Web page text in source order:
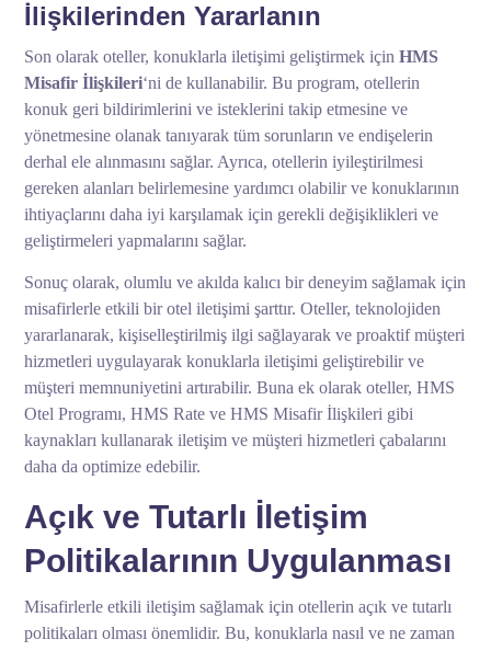
İlişkilerinden Yararlanın
Son olarak oteller, konuklarla iletişimi geliştirmek içinHMS
Misafir İlişkileri‘ni de kullanabilir. Bu program, otellerin
konuk geri bildirimlerini ve isteklerini takip etmesine ve
yönetmesine olanak tanıyarak tüm sorunların ve endişelerin
derhal ele alınmasını sağlar. Ayrıca, otellerin iyileştirilmesi
gereken alanları belirlemesine yardımcı olabilir ve konuklarının
ihtiyaçlarını daha iyi karşılamak için gerekli değişiklikleri ve
geliştirmeleri yapmalarını sağlar.
Sonuç olarak, olumlu ve akılda kalıcı bir deneyim sağlamak için
misafirlerle etkili bir otel iletişimi şarttır. Oteller, teknolojiden
yararlanarak, kişiselleştirilmiş ilgi sağlayarak ve proaktif müşteri
hizmetleri uygulayarak konuklarla iletişimi geliştirebilir ve
müşteri memnuniyetini artırabilir. Buna ek olarak oteller, HMS
Otel Programı, HMS Rate ve HMS Misafir İlişkileri gibi
kaynakları kullanarak iletişim ve müşteri hizmetleri çabalarını
daha da optimize edebilir.
Açık ve Tutarlı İletişim
Politikalarının Uygulanması
Misafirlerle etkili iletişim sağlamak için otellerin açık ve tutarlı
politikaları olması önemlidir. Bu, konuklarla nasıl ve ne zaman